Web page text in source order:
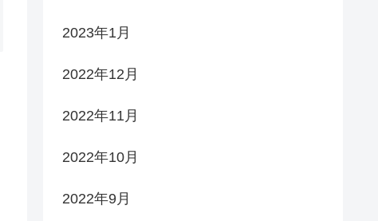
2023年1月
2022年12月
2022年11月
2022年10月
2022年9月